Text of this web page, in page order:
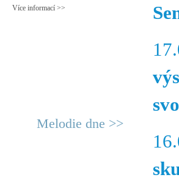
Více informací >>
Melodie dne >>